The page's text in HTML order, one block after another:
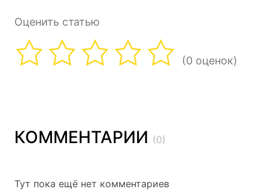
Оценить статью
(0 оценок)
КОММЕНТАРИИ (0)
Тут пока ещё нет комментариев